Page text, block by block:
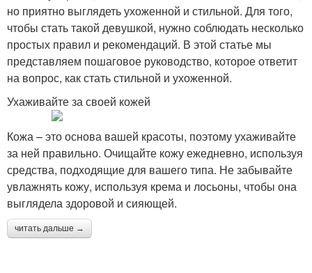
но приятно выглядеть ухоженной и стильной. Для того,
чтобы стать такой девушкой, нужно соблюдать несколько
простых правил и рекомендаций. В этой статье мы
представляем пошаговое руководство, которое ответит
на вопрос, как стать стильной и ухоженной.
Ухаживайте за своей кожей
Кожа – это основа вашей красоты, поэтому ухаживайте
за ней правильно. Очищайте кожу ежедневно, используя
средства, подходящие для вашего типа. Не забывайте
увлажнять кожу, используя крема и лосьоны, чтобы она
выглядела здоровой и сияющей.
читать дальше →